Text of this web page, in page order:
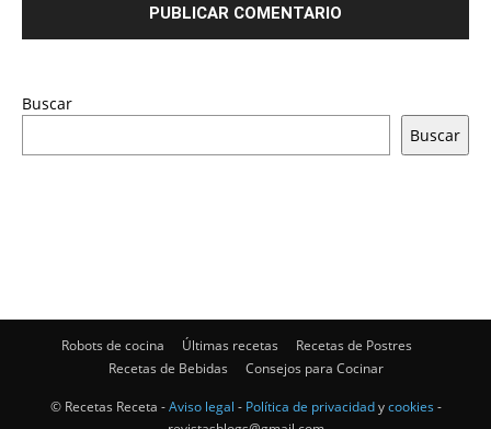
Buscar
Buscar
Robots de cocina Últimas recetas
Recetas de Postres
Recetas de Bebidas
Consejos para Cocinar
© Recetas Receta -Aviso legal - Política de privacidadycookies -